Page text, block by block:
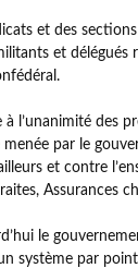
et des
et délégués
l’unanimité des
menée par le
et contre
Assurances
le
système par